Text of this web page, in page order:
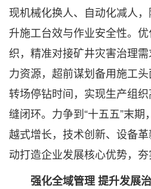
现机械化换人、自动化减人
升施工台效与作业安全性。
织，精准对接矿井灾害治理
力资源，超前谋划备用施工
转场停钻时间，实现生产组
缝闭环。力争到“十五五”末
越式增长，技术创新、设备
动打造企业发展核心优势，夯
强化全域管理 提升发展